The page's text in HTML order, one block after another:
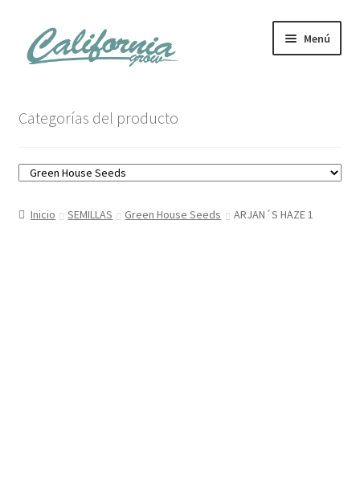
al
contenido
Menú
Carrito
Mi cuenta
Categorías del producto
Inicio SEMILLAS Green House Seeds ARJAN´S HAZE 1